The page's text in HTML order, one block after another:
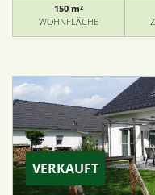
150 m²
WOHNFLÄCHE
VERKAUFT